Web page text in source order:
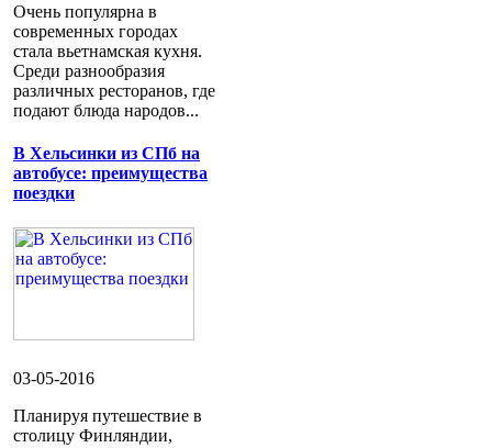
Очень популярна в
современных городах
стала вьетнамская кухня.
Среди разнообразия
различных ресторанов, где
подают блюда народов...
В Хельсинки из СПб на
автобусе: преимущества
поездки
03-05-2016
Планируя путешествие в
столицу Финляндии,